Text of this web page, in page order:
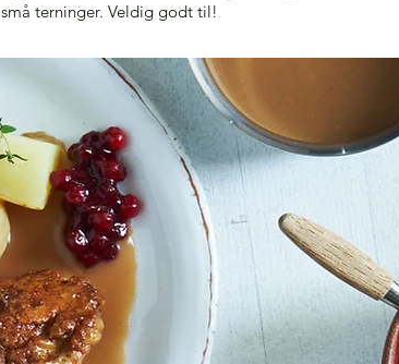
små terninger. Veldig godt til!